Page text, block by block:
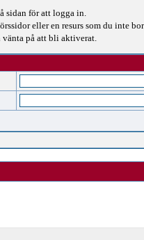
sidan för att logga in.
eller en resurs som du inte
på att bli aktiverat.